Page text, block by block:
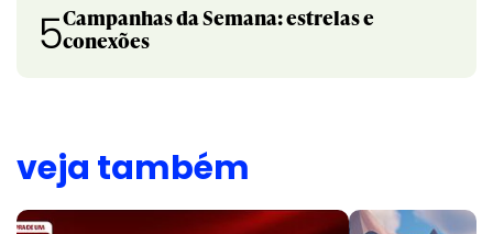
5Campanhas da Semana: estrelas e
conexões
veja também